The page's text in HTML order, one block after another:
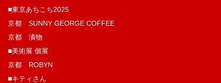
■東京あちこち2025
京都 SUNNY GEORGE COFFEE
京都 漬物
■美術展 個展
京都 ROBYN
■キティさん